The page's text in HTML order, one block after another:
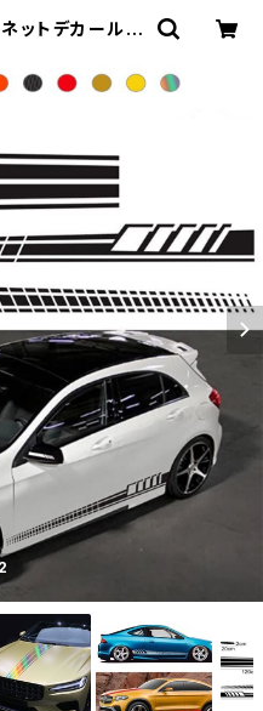
ットデカールア
リーデカール |
リーやパーツの
「成幸商店」